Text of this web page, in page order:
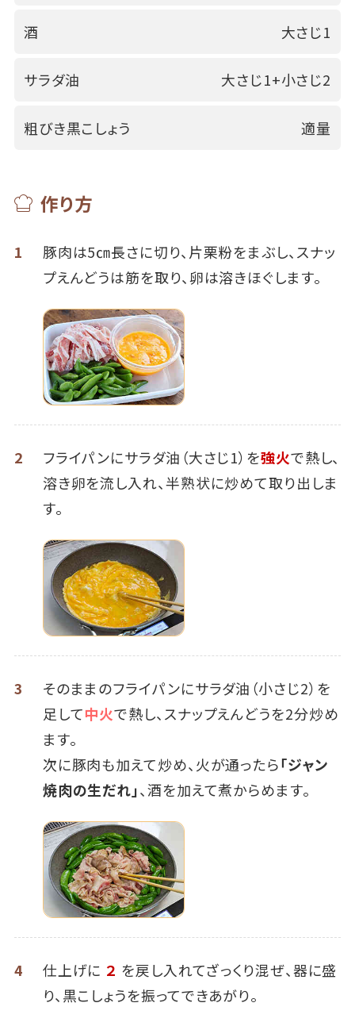
酒 大さじ1
サラダ油 大さじ1+小さじ2
粗びき黒こしょう 適量
作り方
1
豚肉は5㎝長さに切り、片栗粉をまぶし、スナッ
プえんどうは筋を取り、卵は溶きほぐします。
2 フライパンにサラダ油（大さじ1）を強火で熱し、
溶き卵を流し入れ、半熟状に炒めて取り出しま
す。
3
そのままのフライパンにサラダ油（小さじ2）を
足して中火で熱し、スナップえんどうを2分炒め
ます。
次に豚肉も加えて炒め、火が通ったら「ジャン
焼肉の生だれ」、酒を加えて煮からめます。
4 仕上げに ２ を戻し入れてざっくり混ぜ、器に盛
り、黒こしょうを振ってできあがり。